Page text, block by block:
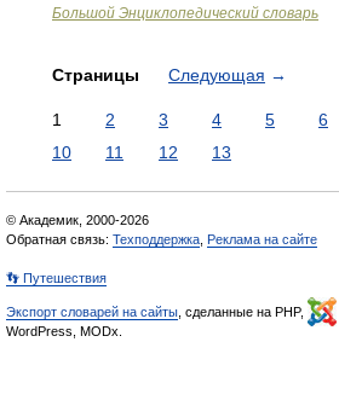
Большой Энциклопедический словарь
Страницы Следующая →
1 2 3 4 5 6
10
11 12 13
© Академик, 2000-2026
Обратная связь: Техподдержка Реклама на сайте
👣 Путешествия
Экспорт словарей на сайты , сделанные на PHP,
WordPress, MODx.